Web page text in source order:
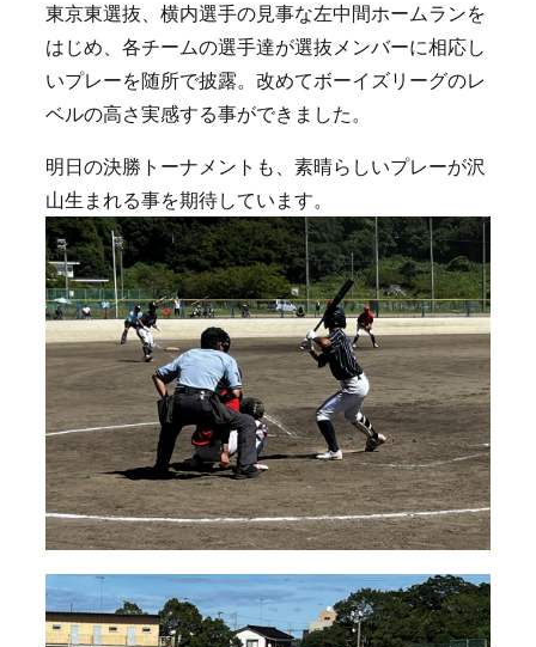
東京東選抜、横内選手の見事な左中間ホームランを
はじめ、各チームの選手達が選抜メンバーに相応し
いプレーを随所で披露。改めてボーイズリーグのレ
ベルの高さ実感する事ができました。
明日の決勝トーナメントも、素晴らしいプレーが沢
山生まれる事を期待しています。